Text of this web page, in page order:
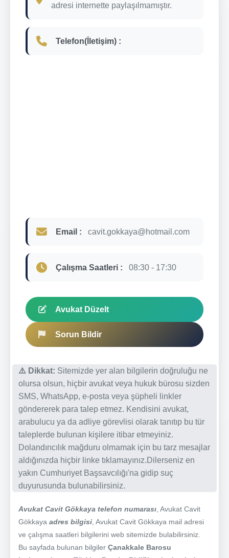
adresi internette paylaşılmamıştır.
Telefon(İletişim) :
Email : cavit.gokkaya@hotmail.com
Çalışma Saatleri : 08:30 - 17:30
Avukat Düzelt
Sorun Bildir
⚠️ Dikkat: Sitemizde yer alan bilgilerin doğruluğu ne
olursa olsun, hiçbir avukat veya hukuk bürosu sizden
SMS, WhatsApp, e-posta veya şüpheli linkler
göndererek para talep etmez. Kendisini avukat,
arabulucu ya da adliye görevlisi olarak tanıtıp bu tür
taleplerde bulunan kişilere itibar etmeyiniz.
Dolandırıcılık mağduru olmamak için bu tarz mesajlar
aldığınızda hiçbir linke tıklamayınız.Dilerseniz en
yakın Cumhuriyet Başsavcılığı'na gidip suç
duyurusunda bulunabilirsiniz.
Avukat Cavit Gökkaya telefon numarası , Avukat Cavit
Gökkaya adres bilgisi , Avukat Cavit Gökkaya mail adresi
ve çalışma saatleri bilgilerini web sitemizde bulabilirsiniz.
Bu sayfada bulunan bilgiler Çanakkale Barosu